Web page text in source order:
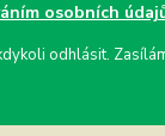
osobních
odhlásit.